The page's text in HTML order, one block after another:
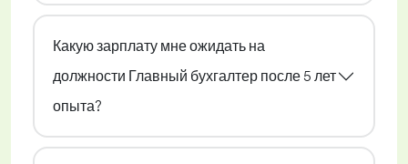
Какую зарплату мне ожидать на
должности Главный бухгалтер после 5 лет
опыта?